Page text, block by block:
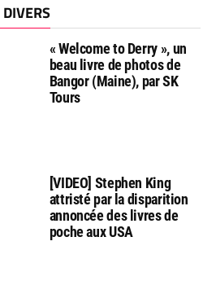
« Welcome to Derry », un
beau livre de photos de
Bangor (Maine), par SK
Tours
[VIDEO] Stephen King
attristé par la disparition
annoncée des livres de
poche aux USA